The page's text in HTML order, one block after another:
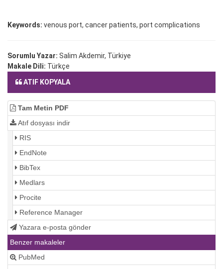
Keywords: venous port, cancer patients, port complications
Sorumlu Yazar: Salim Akdemir, Türkiye
Makale Dili: Türkçe
ATIF KOPYALA
Tam Metin PDF
Atıf dosyası indir
RIS
EndNote
BibTex
Medlars
Procite
Reference Manager
Yazara e-posta gönder
Benzer makaleler
PubMed